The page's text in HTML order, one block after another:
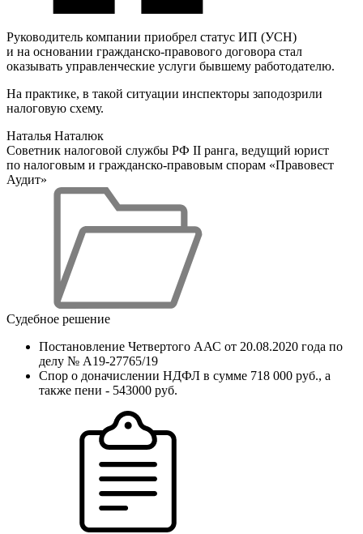
Руководитель компании приобрел статус ИП (УСН)
и на основании гражданско-правового договора стал
оказывать управленческие услуги бывшему работодателю.
На практике, в такой ситуации инспекторы заподозрили
налоговую схему.
Наталья Наталюк
Советник налоговой службы РФ II ранга, ведущий юрист
по налоговым и гражданско-правовым спорам «Правовест
Аудит»
Судебное решение
Постановление Четвертого ААС от 20.08.2020 года по
делу № А19-27765/19
Спор о доначислении НДФЛ в сумме 718 000 руб., а
также пени - 543000 руб.